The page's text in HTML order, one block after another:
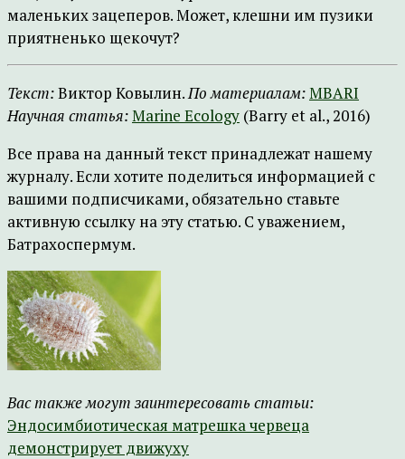
маленьких зацеперов. Может, клешни им пузики
приятненько щекочут?
Текст:Виктор Ковылин.По материалам:MBARI
Научная статья:Marine Ecology (Barry et al., 2016)
Все права на данный текст принадлежат нашему
журналу. Если хотите поделиться информацией с
вашими подписчиками, обязательно ставьте
активную ссылку на эту статью. С уважением,
Батрахоспермум.
Вас также могут заинтересовать статьи:
Эндосимбиотическая матрешка червеца
демонстрирует движуху